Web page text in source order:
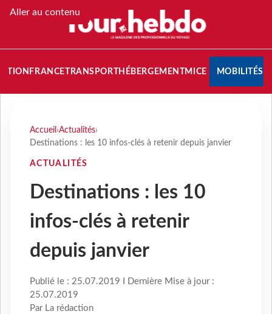
Aller au contenu
FRANCETRANSPORT HÉBERGEMENTMICE MOBILITÉS
Accueil ›Actualités›
Destinations : les 10 infos-clés à retenir depuis janvier
ACTUALITÉS
Destinations : les 10
infos-clés à retenir
depuis janvier
Publié le : 25.07.2019 I Dernière Mise à jour :
25.07.2019
Par La rédaction